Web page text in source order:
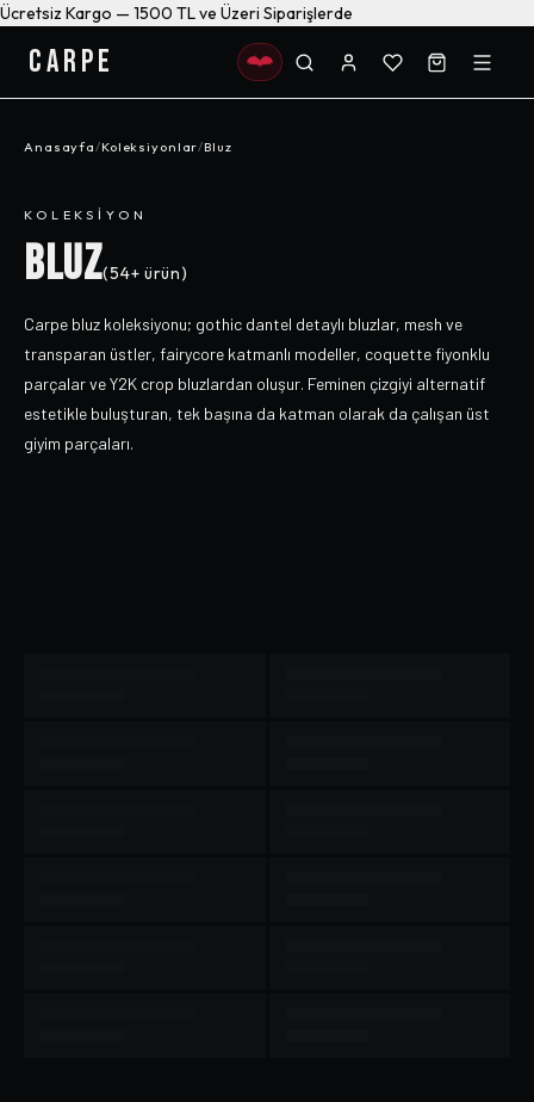
Ücretsiz Kargo — 1500 TL ve Üzeri Siparişlerde
CARPE
Anasayfa/Koleksiyonlar/Bluz
KOLEKSIYON
BLUZ(54+ ürün)
Carpe bluz koleksiyonu; gothic dantel detaylı bluzlar, mesh ve
transparan üstler, fairycore katmanlı modeller, coquette fiyonklu
parçalar ve Y2K crop bluzlardan oluşur. Feminen çizgiyi alternatif
estetikle buluşturan, tek başına da katman olarak da çalışan üst
giyim parçaları.